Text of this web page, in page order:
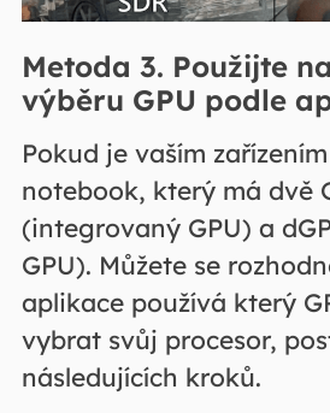
Metoda 3. Použijte
výběru GPU podle
Pokud je vaším
notebook, který má dvě
(integrovaný GPU) a
GPU). Můžete se
aplikace používá který
vybrat svůj procesor,
následujících kroků.